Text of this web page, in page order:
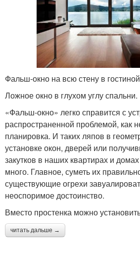
Фальш-окно на всю стену в
Ложное окно в глухом углу спальни.
«Фальш-окно» легко справится с
распространенной проблемой, как
планировка. И таких ляпов в
установке окон, дверей или
закутков в наших квартирах и
много. Главное, суметь их
существующие огрехи
неоспоримое достоинство.
Вместо простенка можно
читать дальше →